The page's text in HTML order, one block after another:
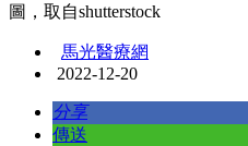
圖，取自shutterstock
馬光醫療網
2022-12-20
分享
傳送